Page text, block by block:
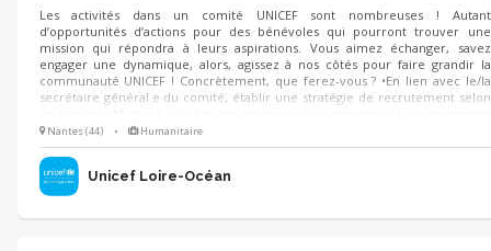
Les activités dans un comité UNICEF sont nombreuses ! Autant
d’opportunités d’actions pour des bénévoles qui pourront trouver une
mission qui répondra à leurs aspirations. Vous aimez échanger, savez
engager une dynamique, alors, agissez à nos côtés pour faire grandir la
communauté UNICEF ! Concrètement, que ferez-vous ? •En lien avec le/la
secrétaire général.e du comité, établir une stratégie de recrutement selon
bénévole •Assurer les sessions d’informations sur les missions bénévole
proposées •Suivre la bonne intégration des nouveaux bénévoles dans les
équipes du comité
Nantes (44) • Humanitaire
Unicef Loire-Océan